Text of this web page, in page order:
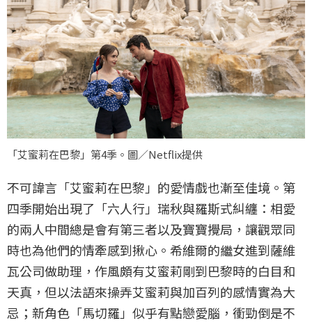
「艾蜜莉在巴黎」第4季。圖／Netflix提供
不可諱言「艾蜜莉在巴黎」的愛情戲也漸至佳境。第
四季開始出現了「六人行」瑞秋與羅斯式糾纏：相愛
的兩人中間總是會有第三者以及寶寶攪局，讓觀眾同
時也為他們的情牽感到揪心。希維爾的繼女進到薩維
瓦公司做助理，作風頗有艾蜜莉剛到巴黎時的白目和
天真，但以法語來操弄艾蜜莉與加百列的感情實為大
忌；新角色「馬切羅」似乎有點戀愛腦，衝勁倒是不